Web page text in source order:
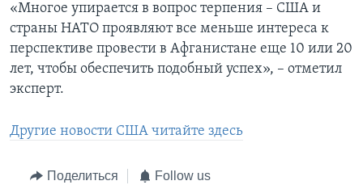
«Многое упирается в вопрос терпения – США и
страны НАТО проявляют все меньше интереса к
перспективе провести в Афганистане еще 10 или 20
лет, чтобы обеспечить подобный успех», – отметил
эксперт.
Другие новости США читайте здесь
Поделиться Follow us